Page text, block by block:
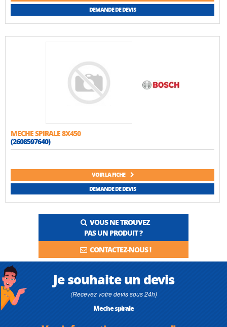
DEMANDE DE DEVIS
MECHE SPIRALE 8X450
(2608597640)
VOIR LA FICHE
DEMANDE DE DEVIS
VOUS NE TROUVEZ
PAS UN PRODUIT ?
CONTACTEZ-NOUS !
Je souhaite un devis
(Recevez votre devis sous 24h)
Meche spirale